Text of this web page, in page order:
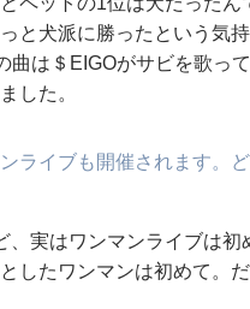
と犬派に勝ったという気
曲は＄EIGOがサビを歌っ
した。
ライブも開催されます
実はワンマンライブは初
したワンマンは初めて。